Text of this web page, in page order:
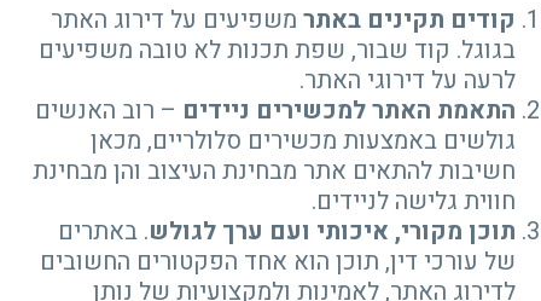
קודים תקינים באתר משפיעים על דירוג האתר
בגוגל. קוד שבור, שפת תכנות לא טובה משפיעים
לרעה על דירוגי האתר.
התאמת האתר למכשירים ניידים – רוב האנשים
גולשים באמצעות מכשירים סלולריים, מכאן
חשיבות להתאים אתר מבחינת העיצוב והן מבחינת
חווית גלישה לניידים.
תוכן מקורי, איכותי ועם ערך לגולש. באתרים
של עורכי דין, תוכן הוא אחד הפקטורים החשובים
לדירוג האתר, לאמינות ולמקצועיות של נותן